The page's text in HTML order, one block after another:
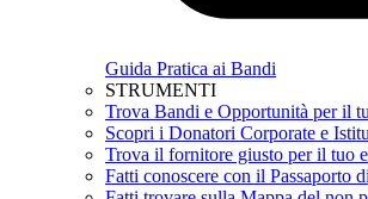
Guida Pratica ai Bandi
STRUMENTI
Trova Bandi e Opportunità per il
Scopri i Donatori Corporate e
Trova il fornitore giusto per il tuo
Fatti conoscere con il Passaporto